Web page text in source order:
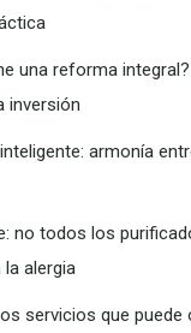
que puede
una reforma
inversión
armonía
no todos los
alergia
servicios que puede